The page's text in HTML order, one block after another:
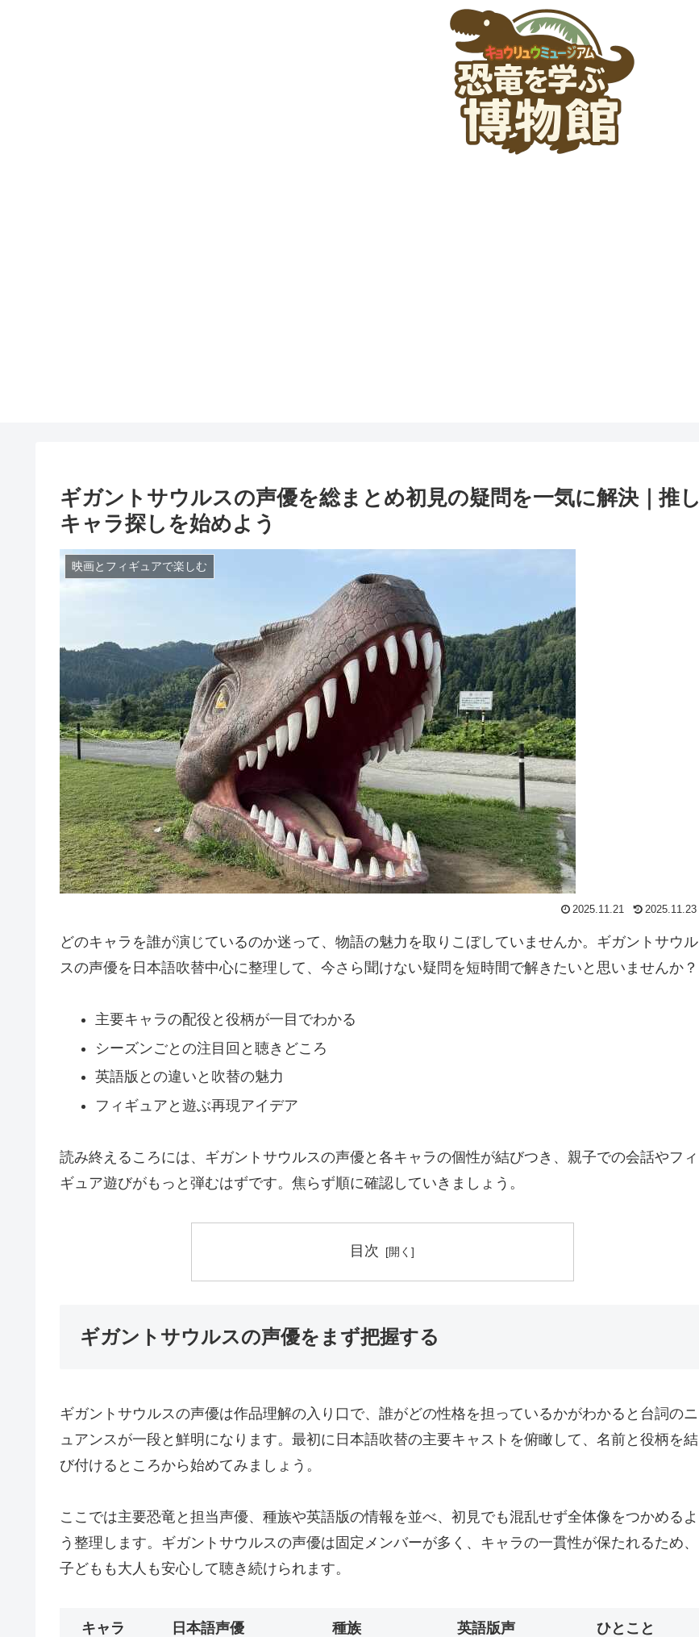
ギガントサウルスの声優を総まとめ初見の疑問を一気に解決｜推し
キャラ探しを始めよう
映画とフィギュアで楽しむ
2025.11.21 2025.11.23
どのキャラを誰が演じているのか迷って、物語の魅力を取りこぼしていませんか。ギガントサウル
スの声優を日本語吹替中心に整理して、今さら聞けない疑問を短時間で解きたいと思いませんか？
主要キャラの配役と役柄が一目でわかる
シーズンごとの注目回と聴きどころ
英語版との違いと吹替の魅力
フィギュアと遊ぶ再現アイデア
読み終えるころには、ギガントサウルスの声優と各キャラの個性が結びつき、親子での会話やフィ
ギュア遊びがもっと弾むはずです。焦らず順に確認していきましょう。
目次
ギガントサウルスの声優をまず把握する
ギガントサウルスの声優は作品理解の入り口で、誰がどの性格を担っているかがわかると台詞のニ
ュアンスが一段と鮮明になります。最初に日本語吹替の主要キャストを俯瞰して、名前と役柄を結
び付けるところから始めてみましょう。
ここでは主要恐竜と担当声優、種族や英語版の情報を並べ、初見でも混乱せず全体像をつかめるよ
う整理します。ギガントサウルスの声優は固定メンバーが多く、キャラの一貫性が保たれるため、
子どもも大人も安心して聴き続けられます。
キャラ 日本語声優 種族 英語版声 ひとこと